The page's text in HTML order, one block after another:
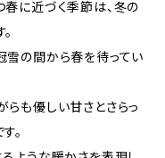
に近づく季節は、冬の
雪の間から春を待ってい
も優しい甘さとさらっ
。